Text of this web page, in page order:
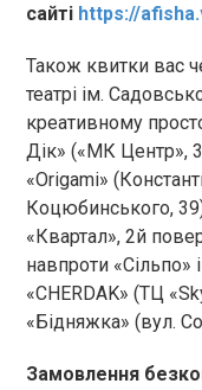
сайті https://
Також квитки вас
театрі ім.
креативному
Дік» («МК Центр»,
«Origami» (
Коцюбинського,
«Квартал», 2й
навпроти «Сільпо»
«CHERDAK» (ТЦ «
«Бідняжка» (вул.
Замовлення